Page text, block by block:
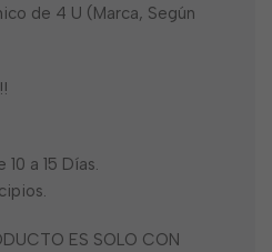
de 4 U (Marca, Según
a 15 Días.
ES SOLO CON